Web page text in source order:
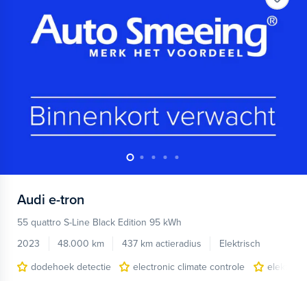
Audi e-tron
55 quattro S-Line Black Edition 95 kWh
2023
48.000 km 437 km actieradius
Elektrisch
dodehoek detectie
electronic climate controle